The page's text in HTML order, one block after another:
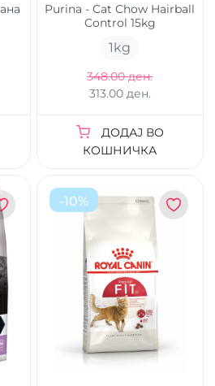
Purina - Cat Chow Hairball
Control 15kg
1kg
348.00 ден.
313.00 ден.
ДОДАЈ ВО
КОШНИЧКА
-10%